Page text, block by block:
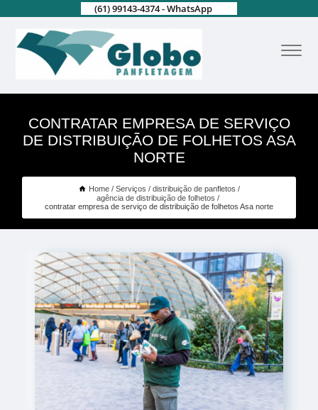
(61) 99143-4374 - WhatsApp
CONTRATAR EMPRESA DE SERVIÇO
DE DISTRIBUIÇÃO DE FOLHETOS ASA
NORTE
Home Serviços
distribuição de panfletos
agência de distribuição de folhetos
contratar empresa de serviço de distribuição de folhetos Asa norte